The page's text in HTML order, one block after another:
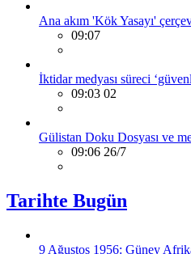
Ana akım 'Kök Yasayı'
09:07
İktidar medyası süreci
09:03 02
Gülistan Doku Dosyası ve
09:06 26/7
Tarihte Bugün
9 Ağustos 1956: Güney